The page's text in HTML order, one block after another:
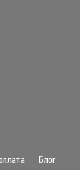
Блог